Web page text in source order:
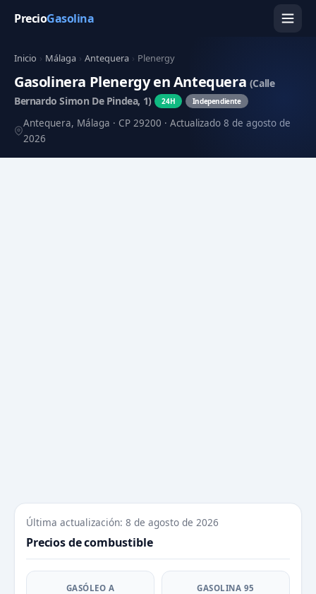
PrecioGasolina
Inicio › Málaga › Antequera › Plenergy
Gasolinera Plenergy en Antequera (Calle
Bernardo Simon De Pindea, 1)
24H Independiente
Antequera, Málaga · CP 29200 · Actualizado 8 de agosto de
2026
Última actualización: 8 de agosto de 2026
Precios de combustible
GASÓLEO A GASOLINA 95